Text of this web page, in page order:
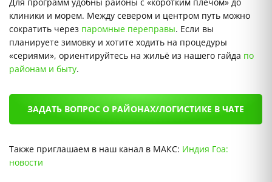
Для программ удобны районы с «коротким плечом» до
клиники и морем. Между севером и центром путь можно
сократить через паромные переправы. Если вы
планируете зимовку и хотите ходить на процедуры
«сериями», ориентируйтесь на жильё из нашего гайда по
районам и быту.
ЗАДАТЬ ВОПРОС О РАЙОНАХ/ЛОГИСТИКЕ В ЧАТЕ
Также приглашаем в наш канал в МАКС: Индия Гоа:
новости